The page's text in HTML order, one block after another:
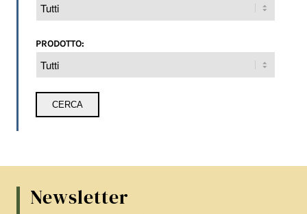
PRODOTTO:
Newsletter